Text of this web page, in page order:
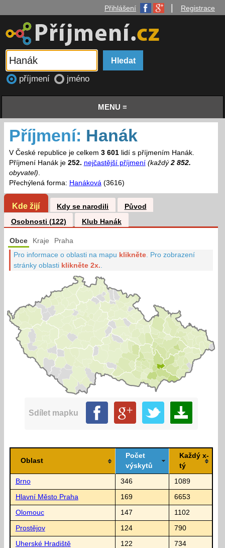
Přihlášení Registrace
příjmení jméno
MENU ≡
Příjmení: Hanák
V České republice je celkem 3 601lidí s příjmením Hanák.
Příjmení Hanák je 252. nejčastější příjmení (každý2 852.
obyvatel).
Přechýlená forma: Hanáková(3616)
Kde žijí Kdy se narodili
Původ
Osobnosti (122)
Klub Hanák
Obce Kraje Praha
Pro informace o oblasti na mapu klikněte Pro zobrazení
stránky oblasti klikněte 2x.
Sdílet mapku
Oblast
Počet
výskytů
Každý x-
tý
Brno 346 1089
Hlavní Město Praha 169 6653
Olomouc 147 1102
Prostějov 124 790
Uherské Hradiště 122 734